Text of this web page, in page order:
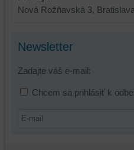
Nová Rožňavská 3, Bratislava
Newsletter
Zadajte váš e-mail:
Chcem sa prihlásiť k